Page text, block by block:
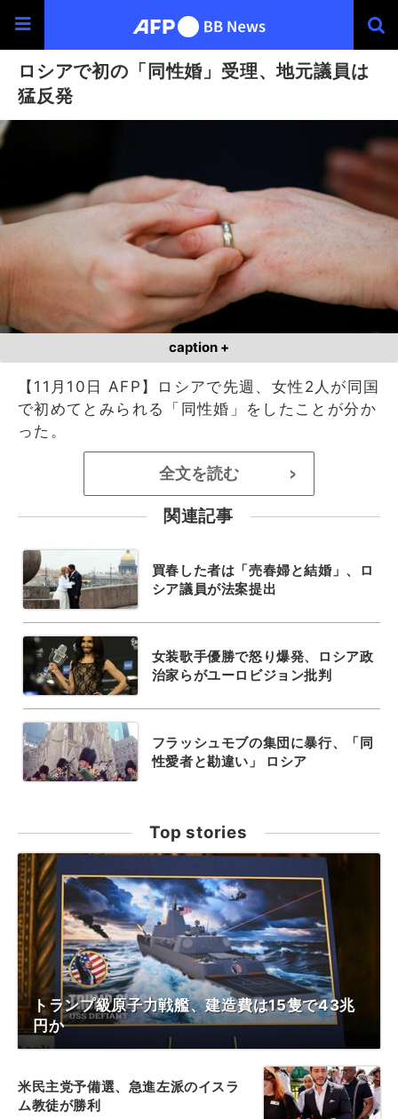
ロシアで初の「同性婚」受理、地元議員は
猛反発
caption +
【11月10日 AFP】ロシアで先週、女性2人が同国
で初めてとみられる「同性婚」をしたことが分か
った。
全文を読む >
関連記事
買春した者は「売春婦と結婚」、ロ
シア議員が法案提出
女装歌手優勝で怒り爆発、ロシア政
治家らがユーロビジョン批判
フラッシュモブの集団に暴行、「同
性愛者と勘違い」 ロシア
Top stories
トランプ級原子力戦艦、建造費は15隻で43兆
円か
米民主党予備選、急進左派のイスラ
ム教徒が勝利